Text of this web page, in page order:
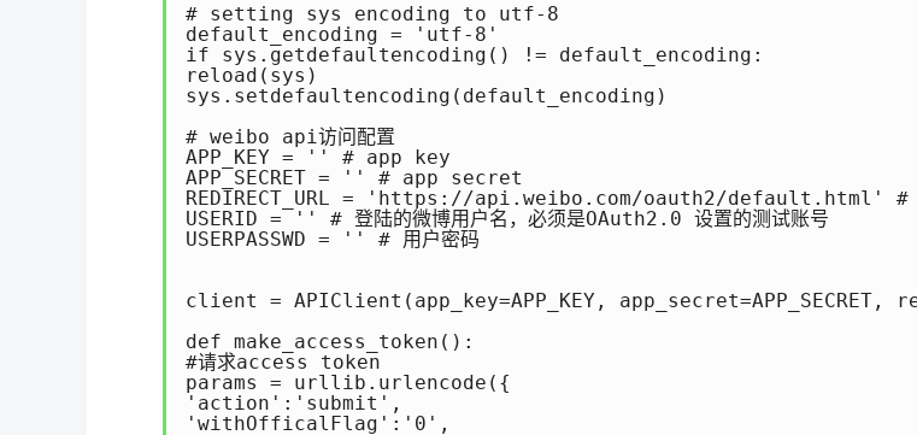
# setting sys encoding to utf-8
default_encoding = 'utf-8'
if sys.getdefaultencoding() != default_encoding:
reload(sys)
sys.setdefaultencoding(default_encoding)
# weibo api访问配置
APP_KEY = '' # app key
APP_SECRET = '' # app secret
REDIRECT_URL = 'https://api.weibo.com/oauth2/default.html' #
USERID = '' # 登陆的微博用户名，必须是OAuth2.0 设置的测试账号
USERPASSWD = '' # 用户密码
client = APIClient(app_key=APP_KEY, app_secret=APP_SECRET,
def make_access_token():
#请求access token
params = urllib.urlencode({
'action':'submit',
'withOfficalFlag':'0',